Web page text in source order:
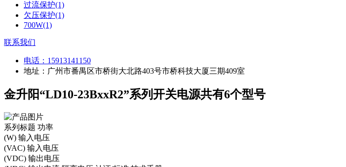
过流保护(1)
欠压保护(1)
700W(1)
联系我们
电话： 15913141150
地址：广州市番禺区市桥街大北路403号市桥科技大厦三期409室
金升阳“LD10-23BxxR2”系列开关电源共有6个型号
系列标题 功率
(W) 输入电压
(VAC) 输入电压
(VDC) 输出电压